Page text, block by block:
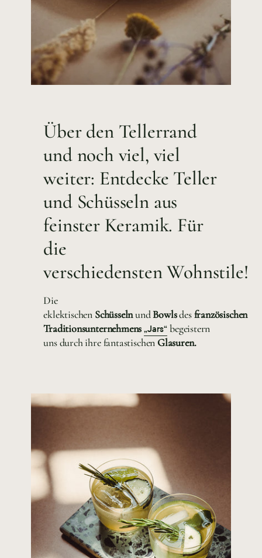
Über den Tellerrand
und noch viel, viel
weiter: Entdecke Teller
und Schüsseln aus
feinster Keramik. Für
die
verschiedensten Wohnstile!
Die
eklektischen SchüsselnundBowlsdesfranzösischen
Traditionsunternehmens„Jars“begeistern
uns durch ihre fantastischen Glasuren.